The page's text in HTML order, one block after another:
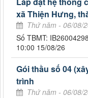
xã Thiện Hưng,
Thứ năm - 06/08/
Số TBMT:
10:00 15/08/26
Gói thầu số 04
trình
Thứ năm - 06/08/